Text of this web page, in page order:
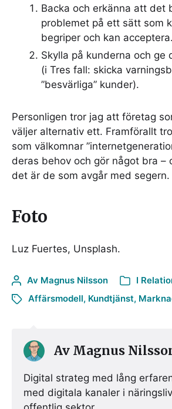
Backa och erkänna att det
problemet på ett sätt som
begriper och kan acceptera.
Skylla på kunderna och ge
(i Tres fall: skicka
”besvärliga” kunder).
Personligen tror jag att företag
väljer alternativ ett. Framförallt
som välkomnar
deras behov och gör något bra –
det är de som avgår med segern.
Foto
Luz Fuertes, Unsplash.
Av Magnus Nilsson I
Affärsmodell, Kundtjänst,
Av Magnus
Digital strateg med lång
med digitala kanaler i